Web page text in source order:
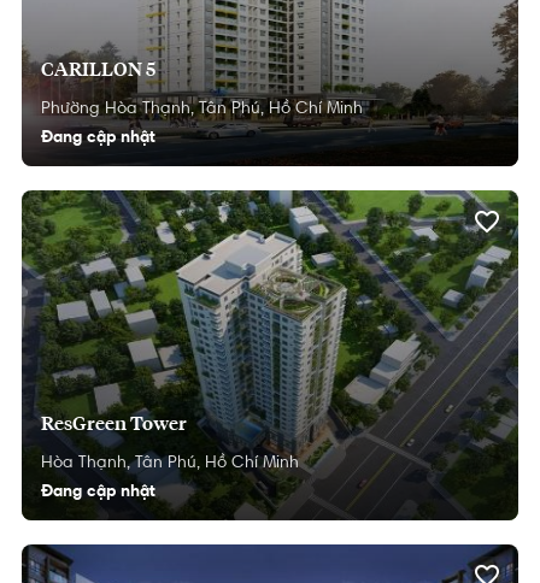
CARILLON 5
Phường Hòa Thạnh, Tân Phú, Hồ Chí Minh
Đang cập nhật
ResGreen Tower
Hòa Thạnh, Tân Phú, Hồ Chí Minh
Đang cập nhật